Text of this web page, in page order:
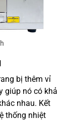
bị thêm vỉ
giúp nó có khả
nhau. Kết
thống nhiệt